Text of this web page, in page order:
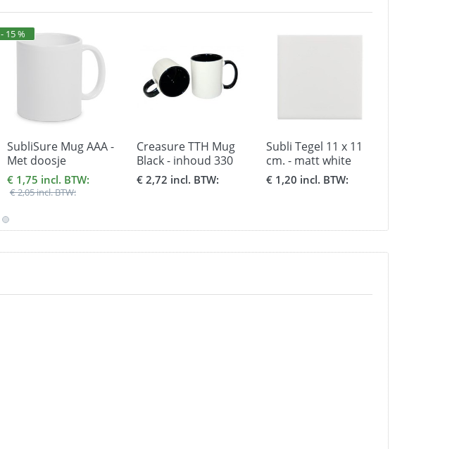
- 15 %
SubliSure Mug AAA -
Met doosje
€ 1,75 incl. BTW:
€ 2,05 incl. BTW:
Creasure TTH Mug
Black - inhoud 330
ml.
€ 2,72 incl. BTW:
Subli Tegel 11 x 11
cm. - matt white
€ 1,20 incl. BTW: